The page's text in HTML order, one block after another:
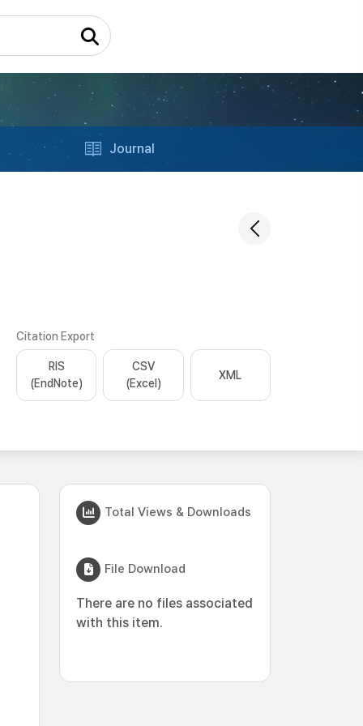
Journal
Citation Export
RIS
(EndNote)
CSV
(Excel)
XML
Total Views & Downloads
File Download
There are no files associated
with this item.